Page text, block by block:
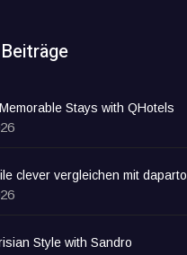
Stays with QHotels
clever vergleichen mit daparto
Style with Sandro